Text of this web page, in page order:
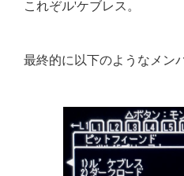
これぞル'ケブレス。
最終的に以下のようなメン